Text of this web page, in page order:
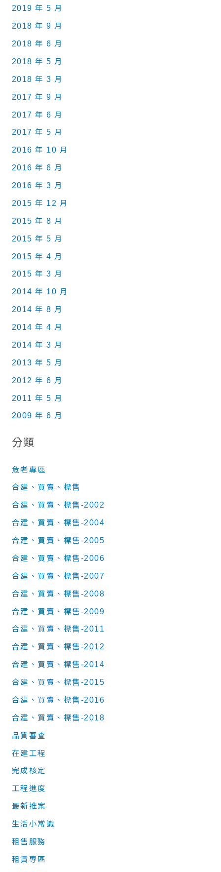
2019 年 5 月
2018 年 9 月
2018 年 6 月
2018 年 5 月
2018 年 3 月
2017 年 9 月
2017 年 6 月
2017 年 5 月
2016 年 10 月
2016 年 6 月
2016 年 3 月
2015 年 12 月
2015 年 8 月
2015 年 5 月
2015 年 4 月
2015 年 3 月
2014 年 10 月
2014 年 8 月
2014 年 4 月
2014 年 3 月
2013 年 5 月
2012 年 6 月
2011 年 5 月
2009 年 6 月
分類
危老專區
合建、買賣、標售
合建、買賣、標售-2002
合建、買賣、標售-2004
合建、買賣、標售-2005
合建、買賣、標售-2006
合建、買賣、標售-2007
合建、買賣、標售-2008
合建、買賣、標售-2009
合建、買賣、標售-2011
合建、買賣、標售-2012
合建、買賣、標售-2014
合建、買賣、標售-2015
合建、買賣、標售-2016
合建、買賣、標售-2018
品質審查
在建工程
完成核定
工程進度
最新推案
生活小常識
租售服務
租賃專區